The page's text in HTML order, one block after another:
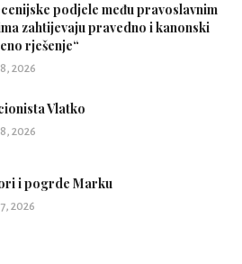
podjele među pravoslavnim
zahtijevaju pravedno i kanonski
rješenje“
2026
Vlatko
2026
i pogrde Marku
2026